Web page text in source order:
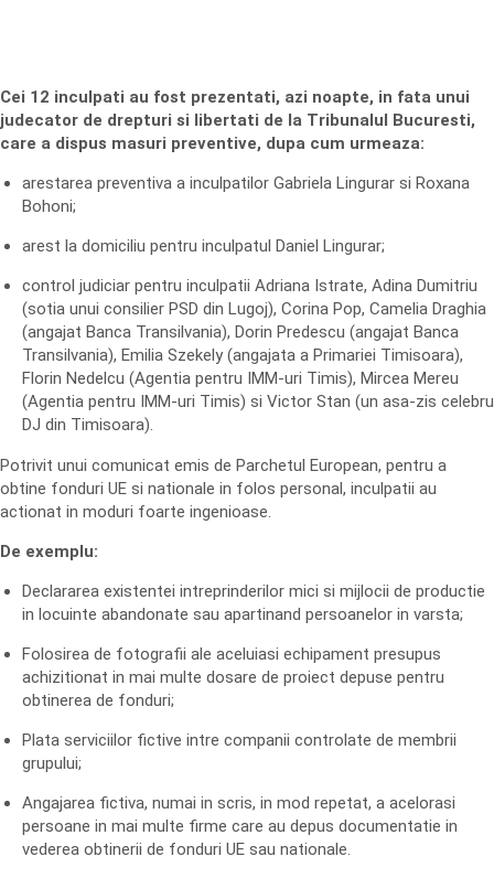
Cei 12 inculpati au fost prezentati, azi noapte, in fata unui
judecator de drepturi si libertati de la Tribunalul Bucuresti,
care a dispus masuri preventive, dupa cum urmeaza:
arestarea preventiva a inculpatilor Gabriela Lingurar si Roxana
Bohoni;
arest la domiciliu pentru inculpatul Daniel Lingurar;
control judiciar pentru inculpatii Adriana Istrate, Adina Dumitriu
(sotia unui consilier PSD din Lugoj), Corina Pop, Camelia Draghia
(angajat Banca Transilvania), Dorin Predescu (angajat Banca
Transilvania), Emilia Szekely (angajata a Primariei Timisoara),
Florin Nedelcu (Agentia pentru IMM-uri Timis), Mircea Mereu
(Agentia pentru IMM-uri Timis) si Victor Stan (un asa-zis celebru
DJ din Timisoara).
Potrivit unui comunicat emis de Parchetul European, pentru a
obtine fonduri UE si nationale in folos personal, inculpatii au
actionat in moduri foarte ingenioase.
De exemplu:
Declararea existentei intreprinderilor mici si mijlocii de productie
in locuinte abandonate sau apartinand persoanelor in varsta;
Folosirea de fotografii ale aceluiasi echipament presupus
achizitionat in mai multe dosare de proiect depuse pentru
obtinerea de fonduri;
Plata serviciilor fictive intre companii controlate de membrii
grupului;
Angajarea fictiva, numai in scris, in mod repetat, a acelorasi
persoane in mai multe firme care au depus documentatie in
vederea obtinerii de fonduri UE sau nationale.